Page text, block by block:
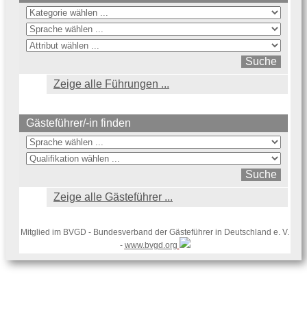
Zeige alle Führungen ...
Gästeführer/-in finden
Zeige alle Gästeführer ...
Mitglied im BVGD - Bundesverband der Gästeführer in Deutschland e. V.
- www.bvgd.org